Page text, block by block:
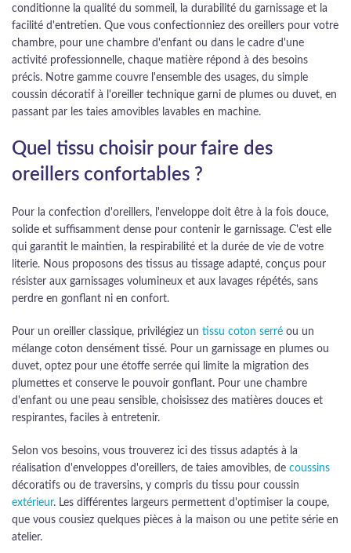
conditionne la qualité du sommeil, la durabilité du garnissage et la
facilité d'entretien. Que vous confectionniez des oreillers pour votre
chambre, pour une chambre d'enfant ou dans le cadre d'une
activité professionnelle, chaque matière répond à des besoins
précis. Notre gamme couvre l'ensemble des usages, du simple
coussin décoratif à l'oreiller technique garni de plumes ou duvet, en
passant par les taies amovibles lavables en machine.
Quel tissu choisir pour faire des
oreillers confortables ?
Pour la confection d'oreillers, l'enveloppe doit être à la fois douce,
solide et suffisamment dense pour contenir le garnissage. C'est elle
qui garantit le maintien, la respirabilité et la durée de vie de votre
literie. Nous proposons des tissus au tissage adapté, conçus pour
résister aux garnissages volumineux et aux lavages répétés, sans
perdre en gonflant ni en confort.
Pour un oreiller classique, privilégiez un tissu coton serré ou un
mélange coton densément tissé. Pour un garnissage en plumes ou
duvet, optez pour une étoffe serrée qui limite la migration des
plumettes et conserve le pouvoir gonflant. Pour une chambre
d'enfant ou une peau sensible, choisissez des matières douces et
respirantes, faciles à entretenir.
Selon vos besoins, vous trouverez ici des tissus adaptés à la
réalisation d'enveloppes d'oreillers, de taies amovibles, de coussins
décoratifs ou de traversins, y compris du tissu pour coussin
extérieur. Les différentes largeurs permettent d'optimiser la coupe,
que vous cousiez quelques pièces à la maison ou une petite série en
atelier.